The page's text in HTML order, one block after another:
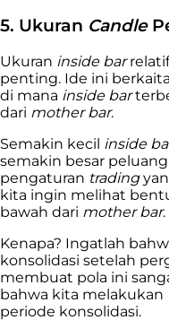
5. Ukuran Candle
Ukuran inside bar
penting. Ide ini
di mana inside bar
dari mother bar.
Semakin kecil inside
semakin besar
pengaturan trading
kita ingin melihat
bawah dari mother bar.
Kenapa? Ingatlah
konsolidasi setelah
membuat pola ini
bahwa kita melakukan
periode konsolidasi.